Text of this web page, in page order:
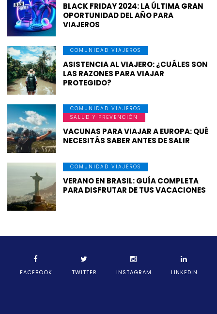
BLACK FRIDAY 2024: LA ÚLTIMA GRAN
OPORTUNIDAD DEL AÑO PARA
VIAJEROS
COMUNIDAD VIAJEROS
ASISTENCIA AL VIAJERO: ¿CUÁLES SON
LAS RAZONES PARA VIAJAR
PROTEGIDO?
COMUNIDAD VIAJEROS
SALUD Y PREVENCIÓN
VACUNAS PARA VIAJAR A EUROPA: QUÉ
NECESITÁS SABER ANTES DE SALIR
COMUNIDAD VIAJEROS
VERANO EN BRASIL: GUÍA COMPLETA
PARA DISFRUTAR DE TUS VACACIONES
FACEBOOK TWITTER INSTAGRAM LINKEDIN